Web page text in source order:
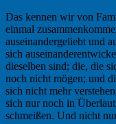
Das kennen wir von
einmal
auseinandergeliebt und
sich
dieselben sind; die, die
noch nicht mögen; und
sich nicht mehr
sich nur noch in
schmeißen. Und nicht